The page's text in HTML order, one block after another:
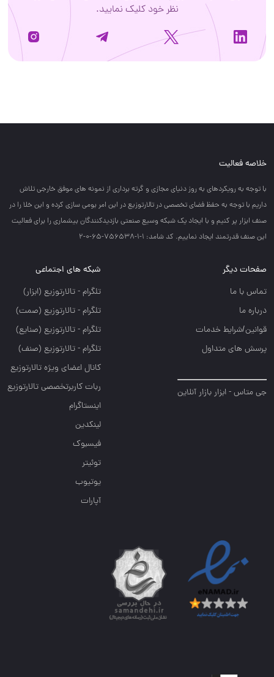
نظر خود کلیک نمایید.
خلاصه فعالیت
با توجه به رويكردهاي به روز دنياي مجازي و گرته برداري از نمونه هاي موفق خارجي تلاش
داريم با توجه به حفظ فضاي تخصصي در تالارتوزيع در اين امر بومي سازي كرده و اين خلا را در
صنف ابزار پر كنيم و با ايجاد يك شبكه وسيع صنعتي بازديدكنندگان بيشماري را براي فعاليت
اين صنف قدرتمند ايجاد نماييم. کد شامد: 1-1-756538-65-0-2
صفحات دیگر
تماس با ما
درباره ما
قوانین/شرایط خدمات
پرسش های متداول
جی متاس - ابزار بازار آنلاین
شبکه های اجتماعی
تلگرام - تالارتوزيع (ابزار)
تلگرام - تالارتوزيع (صمت)
تلگرام - تالارتوزيع (صنايع)
تلگرام - تالارتوزیع (صنف)
کانال اعضای ویژه تالارتوزیع
ربات کاربرتخصصی تالارتوزیع
اینستاگرام
لینکدین
فیسبوک
توئیتر
یوتیوب
آپارات